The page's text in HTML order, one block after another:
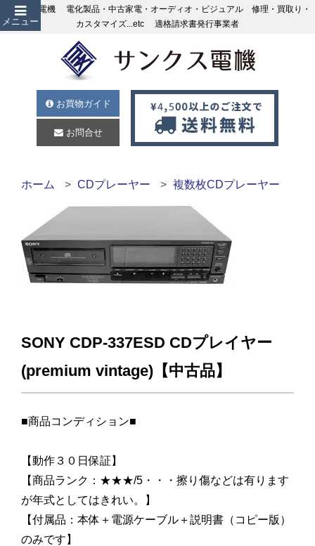
メニュー
サンクス電機 電化製品・中古家電・オーディオ・ビジュアル 修理・買取り・
カスタマイズ...etc 適格請求書発行事業者
お買物ガイド
お問合せ
ホーム CDプレーヤー 複数枚CDプレーヤー
SONY CDP-337ESD CDプレイヤー
(premium vintage)【中古品】
■商品コンディション■
【動作３０日保証】
【商品ランク：★★★/5・・・擦り傷などは有ります
が年式としてはきれい。】
【付属品：本体＋電源ケーブル＋説明書（コピー版）
のみです】